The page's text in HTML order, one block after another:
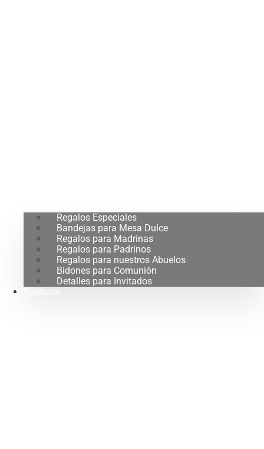
Regalos Especiales
Bandejas para Mesa Dulce
Regalos para Madrinas
Regalos para Padrinos
Regalos para nuestros Abuelos
Bidones para Comunión
Detalles para Invitados